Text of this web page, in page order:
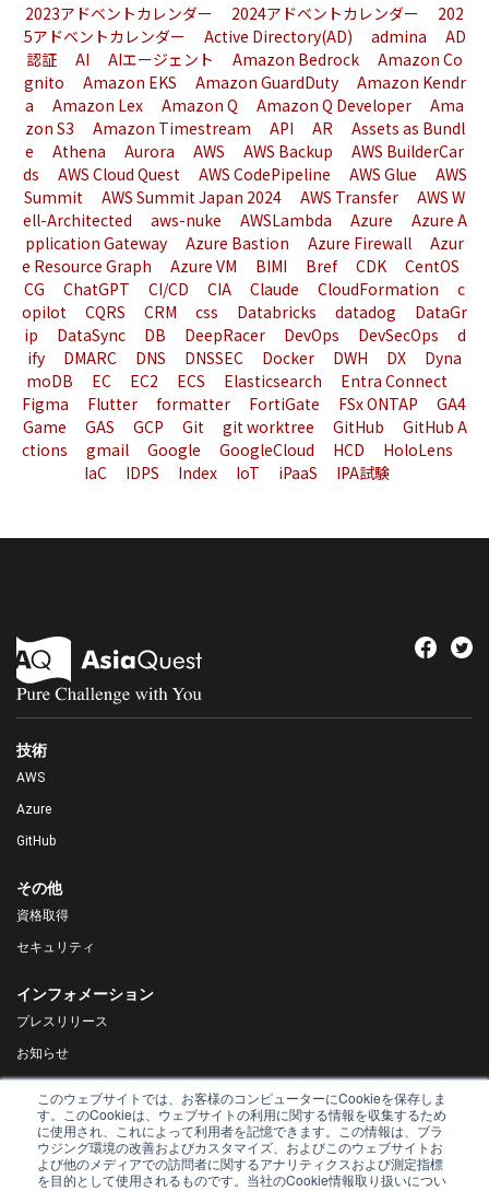
このウェブサイトでは、お客様のコンピューターにCookieを保存しま
す。このCookieは、ウェブサイトの利用に関する情報を収集するため
に使用され、これによって利用者を記憶できます。この情報は、ブラ
ウジング環境の改善およびカスタマイズ、およびこのウェブサイトお
よび他のメディアでの訪問者に関するアナリティクスおよび測定指標
を目的として使用されるものです。当社のCookie情報取り扱いについ
2023アドベントカレンダー 2024アドベントカレンダー
202
5アドベントカレンダー
Active Directory(AD) admina
AD
認証
AI AIエージェント Amazon Bedrock
Amazon Co
gnito
Amazon EKS Amazon GuardDuty
Amazon Kendr
a
Amazon Lex Amazon Q Amazon Q Developer
Ama
zon S3
Amazon Timestream API AR
Assets as Bundl
e
Athena Aurora AWS AWS Backup
AWS BuilderCar
ds
AWS Cloud Quest AWS CodePipeline AWS Glue
AWS
Summit
AWS Summit Japan 2024 AWS Transfer
AWS W
ell-Architected
aws-nuke AWSLambda Azure
Azure A
pplication Gateway
Azure Bastion Azure Firewall
Azur
e Resource Graph
Azure VM BIMI Bref CDK
CentOS
CG
ChatGPT CI/CD CIA Claude CloudFormation
c
opilot
CQRS CRM css Databricks datadog
DataGr
ip
DataSync DB DeepRacer DevOps DevSecOps
d
ify
DMARC DNS DNSSEC Docker DWH DX
Dyna
moDB
EC EC2 ECS Elasticsearch
Entra Connect
Figma
Flutter formatter FortiGate FSx ONTAP
GA4
Game
GAS GCP Git git worktree GitHub
GitHub A
ctions
gmail Google GoogleCloud HCD
HoloLens
IaC
IDPS Index IoT iPaaS IPA試験
技術
AWS
Azure
GitHub
その他
資格取得
セキュリティ
インフォメーション
プレスリリース
お知らせ
DX Navigator
Tech Blog